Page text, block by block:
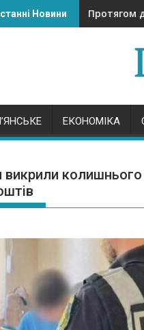
Новини Протягом
ЕКОНОМІКА